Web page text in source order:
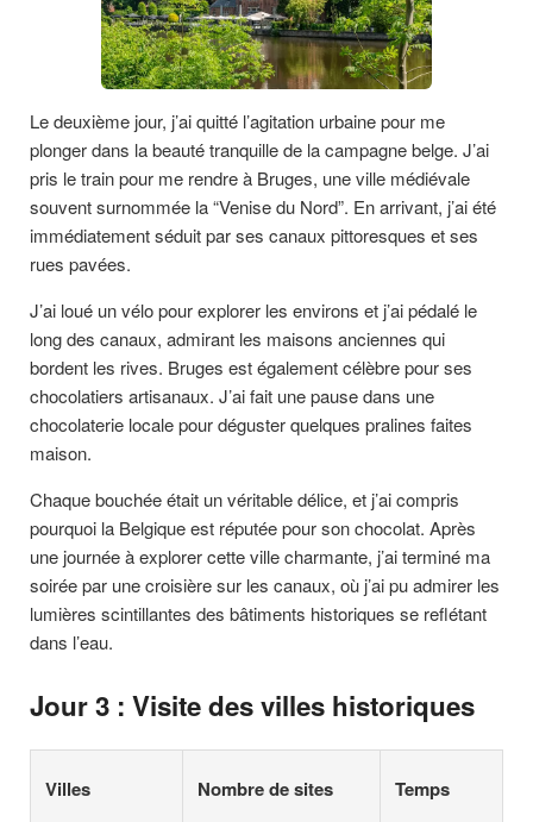
Le deuxième jour, j’ai quitté l’agitation urbaine pour me
plonger dans la beauté tranquille de la campagne belge. J’ai
pris le train pour me rendre à Bruges, une ville médiévale
souvent surnommée la “Venise du Nord”. En arrivant, j’ai été
immédiatement séduit par ses canaux pittoresques et ses
rues pavées.
J’ai loué un vélo pour explorer les environs et j’ai pédalé le
long des canaux, admirant les maisons anciennes qui
bordent les rives. Bruges est également célèbre pour ses
chocolatiers artisanaux. J’ai fait une pause dans une
chocolaterie locale pour déguster quelques pralines faites
maison.
Chaque bouchée était un véritable délice, et j’ai compris
pourquoi la Belgique est réputée pour son chocolat. Après
une journée à explorer cette ville charmante, j’ai terminé ma
soirée par une croisière sur les canaux, où j’ai pu admirer les
lumières scintillantes des bâtiments historiques se reflétant
dans l’eau.
Jour 3 : Visite des villes historiques
Villes Nombre de sites Temps